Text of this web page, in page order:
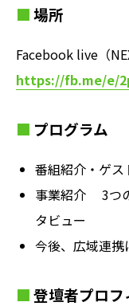
場所
Facebook live（
https://fb.me/e/
プログラム
番組紹介・ゲス
事業紹介 3つ
タビュー
今後、広域連
登壇者プロフ